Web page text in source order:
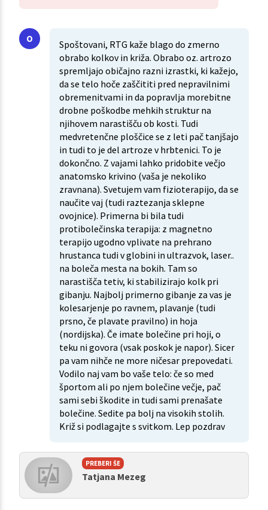
Spoštovani, RTG kaže blago do zmerno
obrabo kolkov in križa. Obrabo oz. artrozo
spremljajo običajno razni izrastki, ki kažejo,
da se telo hoče zaščititi pred nepravilnimi
obremenitvami in da popravlja morebitne
drobne poškodbe mehkih struktur na
njihovem narastišču ob kosti. Tudi
medvretenčne ploščice se z leti pač tanjšajo
in tudi to je del artroze v hrbtenici. To je
dokončno. Z vajami lahko pridobite večjo
anatomsko krivino (vaša je nekoliko
zravnana). Svetujem vam fizioterapijo, da se
naučite vaj (tudi raztezanja sklepne
ovojnice). Primerna bi bila tudi
protibolečinska terapija: z magnetno
terapijo ugodno vplivate na prehrano
hrustanca tudi v globini in ultrazvok, laser..
na boleča mesta na bokih. Tam so
narastišča tetiv, ki stabilizirajo kolk pri
gibanju. Najbolj primerno gibanje za vas je
kolesarjenje po ravnem, plavanje (tudi
prsno, če plavate pravilno) in hoja
(nordijska). Če imate bolečine pri hoji, o
teku ni govora (vsak poskok je napor). Sicer
pa vam nihče ne more ničesar prepovedati.
Vodilo naj vam bo vaše telo: če so med
športom ali po njem bolečine večje, pač
sami sebi škodite in tudi sami prenašate
bolečine. Sedite pa bolj na visokih stolih.
Križ si podlagajte s svitkom. Lep pozdrav
PREBERI ŠE
Tatjana Mezeg